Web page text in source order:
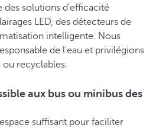
des solutions d'efficacité
LED, des détecteurs de
intelligente. Nous
de l'eau et privilégions
ou recyclables.
aux bus ou minibus des
suffisant pour faciliter